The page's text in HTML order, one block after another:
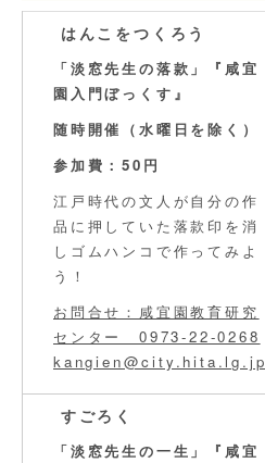
はんこをつくろう
「淡窓先生の落款」『咸宜
園入門ぼっくす』
随時開催（水曜日を除く）
参加費：50円
江戸時代の文人が自分の作
品に押していた落款印を消
しゴムハンコで作ってみよ
う！
お問合せ：咸宜園教育研究
センター 0973-22-0268
kangien@city.hita.lg.jp
すごろく
「淡窓先生の一生」『咸宜